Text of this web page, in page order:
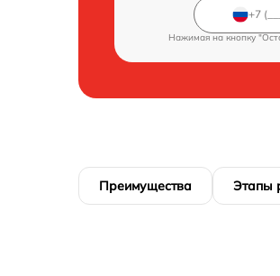
Нажимая на кнопку
Преимущества Этапы